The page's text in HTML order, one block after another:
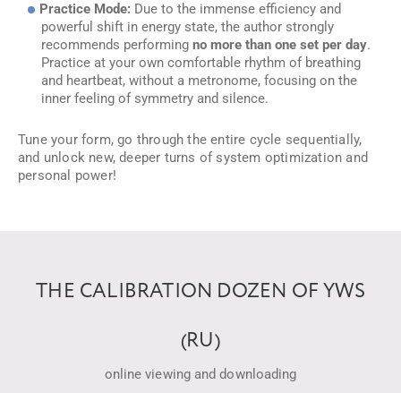
Practice Mode: Due to the immense efficiency and
powerful shift in energy state, the author strongly
recommends performing no more than one set per day.
Practice at your own comfortable rhythm of breathing
and heartbeat, without a metronome, focusing on the
inner feeling of symmetry and silence.
Tune your form, go through the entire cycle sequentially,
and unlock new, deeper turns of system optimization and
personal power!
THE CALIBRATION DOZEN OF YWS
(RU)
online viewing and downloading